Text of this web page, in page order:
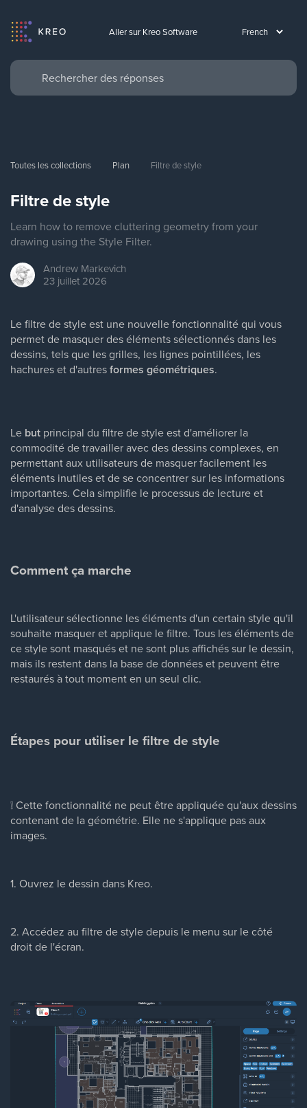
Aller sur Kreo Software
Toutes les collections Plan Filtre de style
Filtre de style
Learn how to remove cluttering geometry from your
drawing using the Style Filter.
Andrew Markevich
23 juillet 2026
Le filtre de style est une nouvelle fonctionnalité qui vous
permet de masquer des éléments sélectionnés dans les
dessins, tels que les grilles, les lignes pointillées, les
hachures et d'autresformes géométriques.
Le but principal du filtre de style est d'améliorer la
commodité de travailler avec des dessins complexes, en
permettant aux utilisateurs de masquer facilement les
éléments inutiles et de se concentrer sur les informations
importantes. Cela simplifie le processus de lecture et
d'analyse des dessins.
Comment ça marche
L'utilisateur sélectionne les éléments d'un certain style qu'il
souhaite masquer et applique le filtre. Tous les éléments de
ce style sont masqués et ne sont plus affichés sur le dessin,
mais ils restent dans la base de données et peuvent être
restaurés à tout moment en un seul clic.
Étapes pour utiliser le filtre de style
❕ Cette fonctionnalité ne peut être appliquée qu'aux dessins
contenant de la géométrie. Elle ne s'applique pas aux
images.
1. Ouvrez le dessin dans Kreo.
2. Accédez au filtre de style depuis le menu sur le côté
droit de l'écran.